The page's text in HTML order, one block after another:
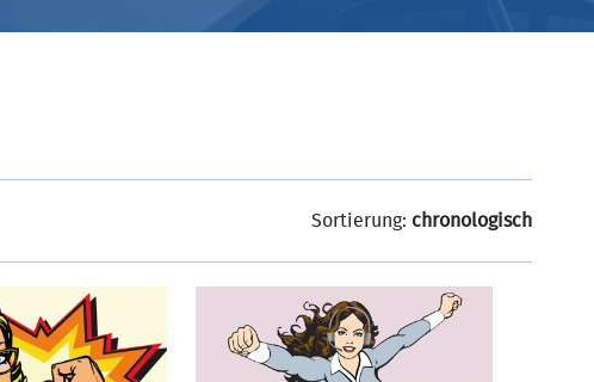
Sortierung: chronologisch